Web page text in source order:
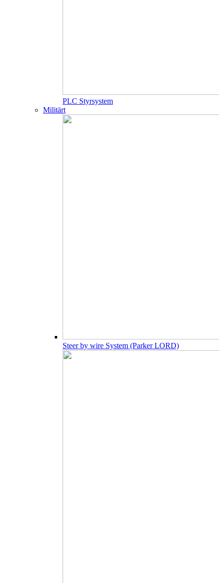
PLC Styrsystem
Militärt
Steer by wire System (Parker LORD)